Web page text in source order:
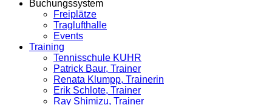
Buchungssystem
Freiplätze
Traglufthalle
Events
Training
Tennisschule KUHR
Patrick Baur, Trainer
Renata Klumpp, Trainerin
Erik Schlote, Trainer
Ray Shimizu, Trainer